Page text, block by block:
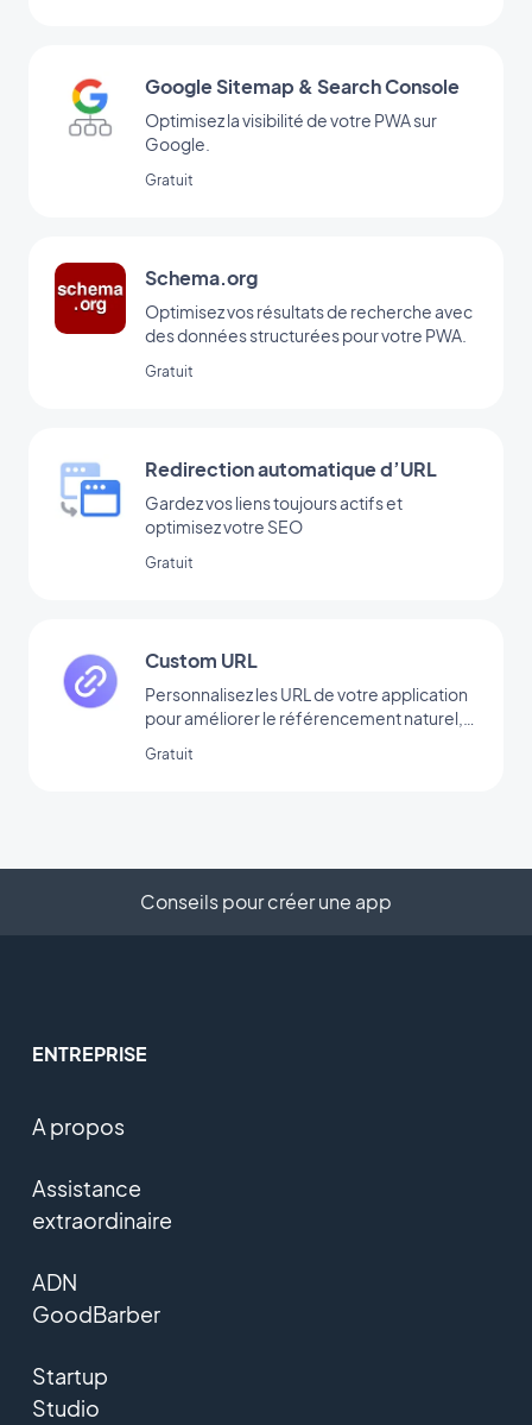
Google Sitemap & Search Console
Optimisez la visibilité de votre PWA sur
Google.
Gratuit
Schema.org
Optimisez vos résultats de recherche avec
des données structurées pour votre PWA.
Gratuit
Redirection automatique d’URL
Gardez vos liens toujours actifs et
optimisez votre SEO
Gratuit
Custom URL
Personnalisez les URL de votre application
pour améliorer le référencement naturel,
partage.
Gratuit
Conseils pour créer une app
ENTREPRISE
A propos
Assistance
extraordinaire
ADN
GoodBarber
Startup
Studio